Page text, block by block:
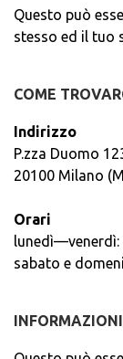
Questo può
stesso ed il tuo
COME
Indirizzo
P.zza Duomo
20100 Milano
Orari
lunedì—venerdì:
sabato e